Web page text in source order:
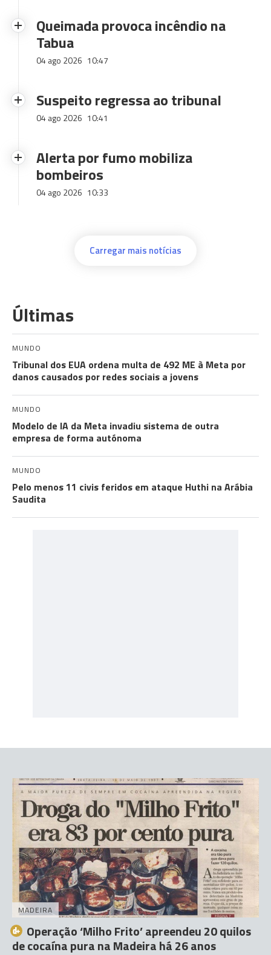
Queimada provoca incêndio na
Tabua
04 ago 2026 10:47
Suspeito regressa ao tribunal
04 ago 2026 10:41
Alerta por fumo mobiliza
bombeiros
04 ago 2026 10:33
Carregar mais notícias
Últimas
MUNDO
Tribunal dos EUA ordena multa de 492 ME à Meta por
danos causados por redes sociais a jovens
MUNDO
Modelo de IA da Meta invadiu sistema de outra
empresa de forma autónoma
MUNDO
Pelo menos 11 civis feridos em ataque Huthi na Arábia
Saudita
MADEIRA
Operação ‘Milho Frito’ apreendeu 20 quilos
de cocaína pura na Madeira há 26 anos